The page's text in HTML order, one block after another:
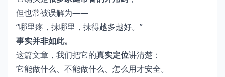
但也常被误解为——
“哪里疼，抹哪里，抹得越多越好。”
事实并非如此。
这篇文章，我们把它的真实定位讲清楚：
它能做什么、不能做什么、怎么用才安全。